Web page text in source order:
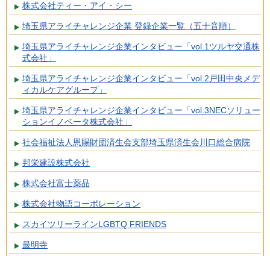
株式会社ティー・アイ・シー
埼玉県アライチャレンジ企業 登録企業一覧（五十音順）
埼玉県アライチャレンジ企業インタビュー「vol.1ツルヤ交通株
式会社」
埼玉県アライチャレンジ企業インタビュー「vol.2戸田中央メデ
ィカルケアグループ」
埼玉県アライチャレンジ企業インタビュー「vol.3NECソリュー
ションイノベータ株式会社」
社会福祉法人恩賜財団済生会支部埼玉県済生会川口総合病院
邦栄建設株式会社
株式会社富士薬品
株式会社物語コーポレーション
スカイツリーラインLGBTQ FRIENDS
最明寺